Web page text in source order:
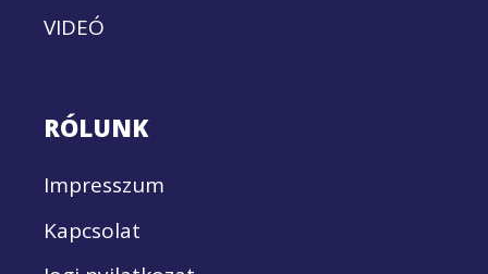
VIDEÓ
RÓLUNK
Impresszum
Kapcsolat